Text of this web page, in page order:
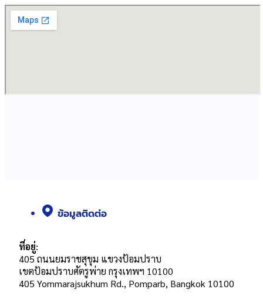
ข้อมูลติดต่อ
ที่อยู่:
405 ถนนยมราชสุขุม แขวงป้อมปราบ
เขตป้อมปราบศัตรูพ่าย กรุงเทพฯ 10100
405 Yommarajsukhum Rd., Pomparb, Bangkok 10100